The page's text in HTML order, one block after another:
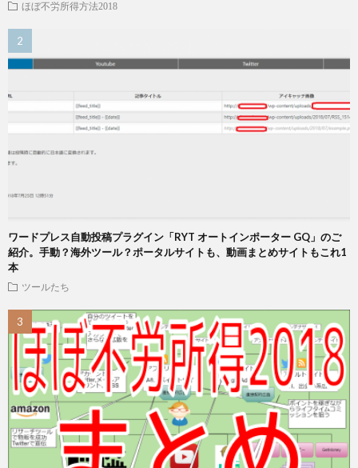
ほぼ不労所得方法2018
ワードプレス自動投稿プラグイン「RYT オートインポーター GQ」のご
紹介。手動？海外ツール？ポータルサイトも、動画まとめサイトもこれ1
本
ツールたち